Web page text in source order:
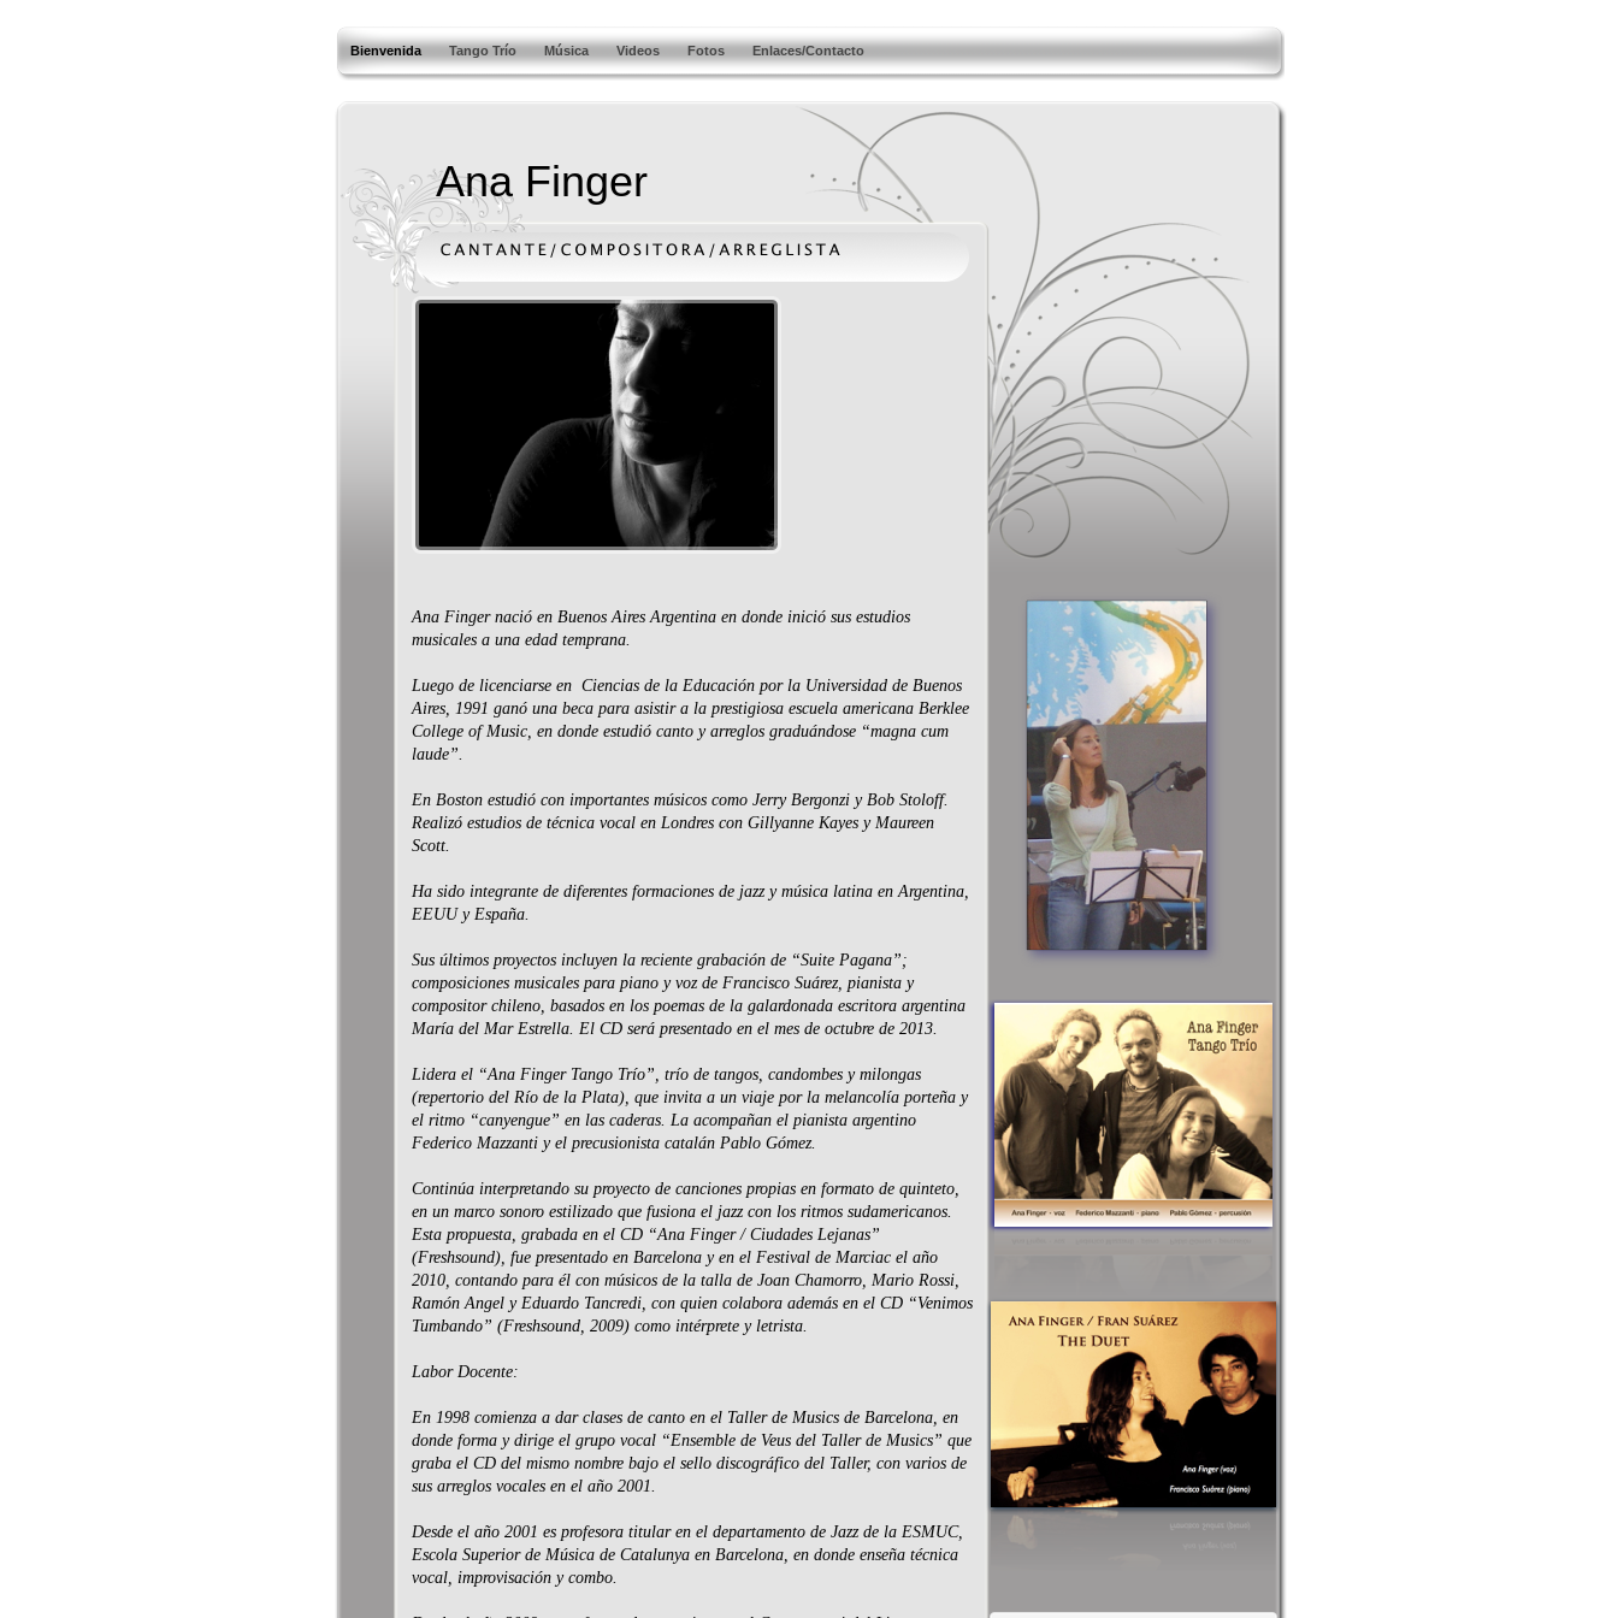
Bienvenida Tango Trío Música Videos Fotos Enlaces/Contacto
Ana Finger
Ana Finger nació en Buenos Aires Argentina en donde inició sus estudios
musicales a una edad temprana.
Luego de licenciarse en Ciencias de la Educación por la Universidad de Buenos
Aires, 1991 ganó una beca para asistir a la prestigiosa escuela americana Berklee
College of Music, en donde estudió canto y arreglos graduándose “magna cum
laude”.
En Boston estudió con importantes músicos como Jerry Bergonzi y Bob Stoloff.
Realizó estudios de técnica vocal en Londres con Gillyanne Kayes y Maureen
Scott.
Ha sido integrante de diferentes formaciones de jazz y música latina en Argentina,
EEUU y España.
Sus últimos proyectos incluyen la reciente grabación de “Suite Pagana”;
composiciones musicales para piano y voz de Francisco Suárez, pianista y
compositor chileno, basados en los poemas de la galardonada escritora argentina
María del Mar Estrella. El CD será presentado en el mes de octubre de 2013.
Lidera el “Ana Finger Tango Trío”, trío de tangos, candombes y milongas
(repertorio del Río de la Plata), que invita a un viaje por la melancolía porteña y
el ritmo “canyengue” en las caderas. La acompañan el pianista argentino
Federico Mazzanti y el precusionista catalán Pablo Gómez.
Continúa interpretando su proyecto de canciones propias en formato de quinteto,
en un marco sonoro estilizado que fusiona el jazz con los ritmos sudamericanos.
Esta propuesta, grabada en el CD “Ana Finger / Ciudades Lejanas”
(Freshsound), fue presentado en Barcelona y en el Festival de Marciac el año
2010, contando para él con músicos de la talla de Joan Chamorro, Mario Rossi,
Ramón Angel y Eduardo Tancredi, con quien colabora además en el CD “Venimos
Tumbando” (Freshsound, 2009) como intérprete y letrista.
Labor Docente:
En 1998 comienza a dar clases de canto en el Taller de Musics de Barcelona, en
donde forma y dirige el grupo vocal “Ensemble de Veus del Taller de Musics” que
graba el CD del mismo nombre bajo el sello discográfico del Taller, con varios de
sus arreglos vocales en el año 2001.
Desde el año 2001 es profesora titular en el departamento de Jazz de la ESMUC,
Escola Superior de Música de Catalunya en Barcelona, en donde enseña técnica
vocal, improvisación y combo.